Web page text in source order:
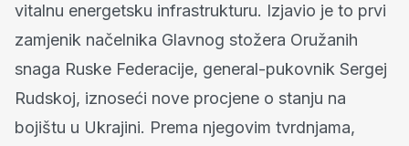
vitalnu energetsku infrastrukturu. Izjavio je to prvi
zamjenik načelnika Glavnog stožera Oružanih
snaga Ruske Federacije, general-pukovnik Sergej
Rudskoj, iznoseći nove procjene o stanju na
bojištu u Ukrajini. Prema njegovim tvrdnjama,